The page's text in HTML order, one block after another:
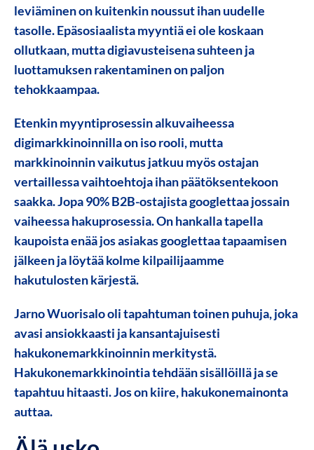
leviäminen on kuitenkin noussut ihan uudelle
tasolle. Epäsosiaalista myyntiä ei ole koskaan
ollutkaan, mutta digiavusteisena suhteen ja
luottamuksen rakentaminen on paljon
tehokkaampaa.
Etenkin myyntiprosessin alkuvaiheessa
digimarkkinoinnilla on iso rooli, mutta
markkinoinnin vaikutus jatkuu myös ostajan
vertaillessa vaihtoehtoja ihan päätöksentekoon
saakka. Jopa 90% B2B-ostajista googlettaa jossain
vaiheessa hakuprosessia. On hankalla tapella
kaupoista enää jos asiakas googlettaa tapaamisen
jälkeen ja löytää kolme kilpailijaamme
hakutulosten kärjestä.
Jarno Wuorisalo oli tapahtuman toinen puhuja, joka
avasi ansiokkaasti ja kansantajuisesti
hakukonemarkkinoinnin merkitystä.
Hakukonemarkkinointia tehdään sisällöillä ja se
tapahtuu hitaasti. Jos on kiire, hakukonemainonta
auttaa.